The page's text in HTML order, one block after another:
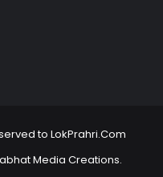
to LokPrahri.Com
Media Creations.